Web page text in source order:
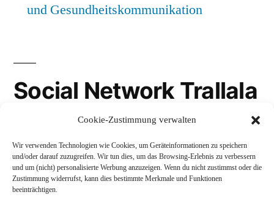
Cookie-Zustimmung verwalten
Wir verwenden Technologien wie Cookies, um Geräteinformationen zu speichern
und/oder darauf zuzugreifen. Wir tun dies, um das Browsing-Erlebnis zu verbessern
und um (nicht) personalisierte Werbung anzuzeigen. Wenn du nicht zustimmst oder die
Zustimmung widerrufst, kann dies bestimmte Merkmale und Funktionen
beeinträchtigen.
und Gesundheitskommunikation
Social Network Trallala
LinkedIn
Mastodon